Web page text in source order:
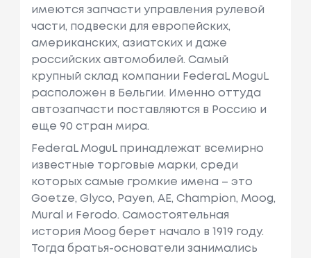
имеются запчасти управления рулевой
части, подвески для европейских,
американских, азиатских и даже
российских автомобилей. Самый
крупный склад компании FederaL MoguL
расположен в Бельгии. Именно оттуда
автозапчасти поставляются в Россию и
еще 90 стран мира.
FederaL MoguL принадлежат всемирно
известные торговые марки, среди
которых самые громкие имена – это
Goetzе, Glycо, Payеn, АЕ, Champiоn, Moog,
Mural и Ferodо. Самостоятельная
история Moog берет начало в 1919 году.
Тогда братья-основатели занимались